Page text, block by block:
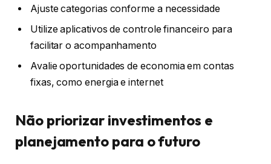
Ajuste categorias conforme a necessidade
Utilize aplicativos de controle financeiro para
facilitar o acompanhamento
Avalie oportunidades de economia em contas
fixas, como energia e internet
Não priorizar investimentos e
planejamento para o futuro